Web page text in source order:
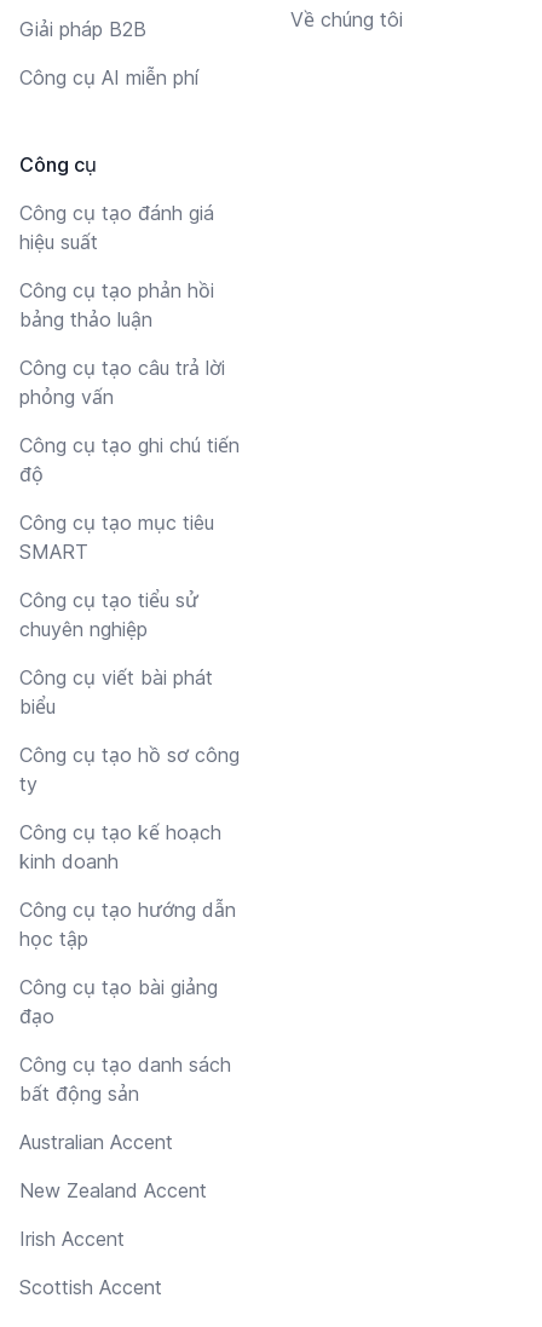
Giải pháp B2B
Công cụ AI miễn phí
Công cụ
Công cụ tạo đánh giá
hiệu suất
Công cụ tạo phản hồi
bảng thảo luận
Công cụ tạo câu trả lời
phỏng vấn
Công cụ tạo ghi chú tiến
độ
Công cụ tạo mục tiêu
SMART
Công cụ tạo tiểu sử
chuyên nghiệp
Công cụ viết bài phát
biểu
Công cụ tạo hồ sơ công
ty
Công cụ tạo kế hoạch
kinh doanh
Công cụ tạo hướng dẫn
học tập
Công cụ tạo bài giảng
đạo
Công cụ tạo danh sách
bất động sản
Australian Accent
New Zealand Accent
Irish Accent
Scottish Accent
Về chúng tôi